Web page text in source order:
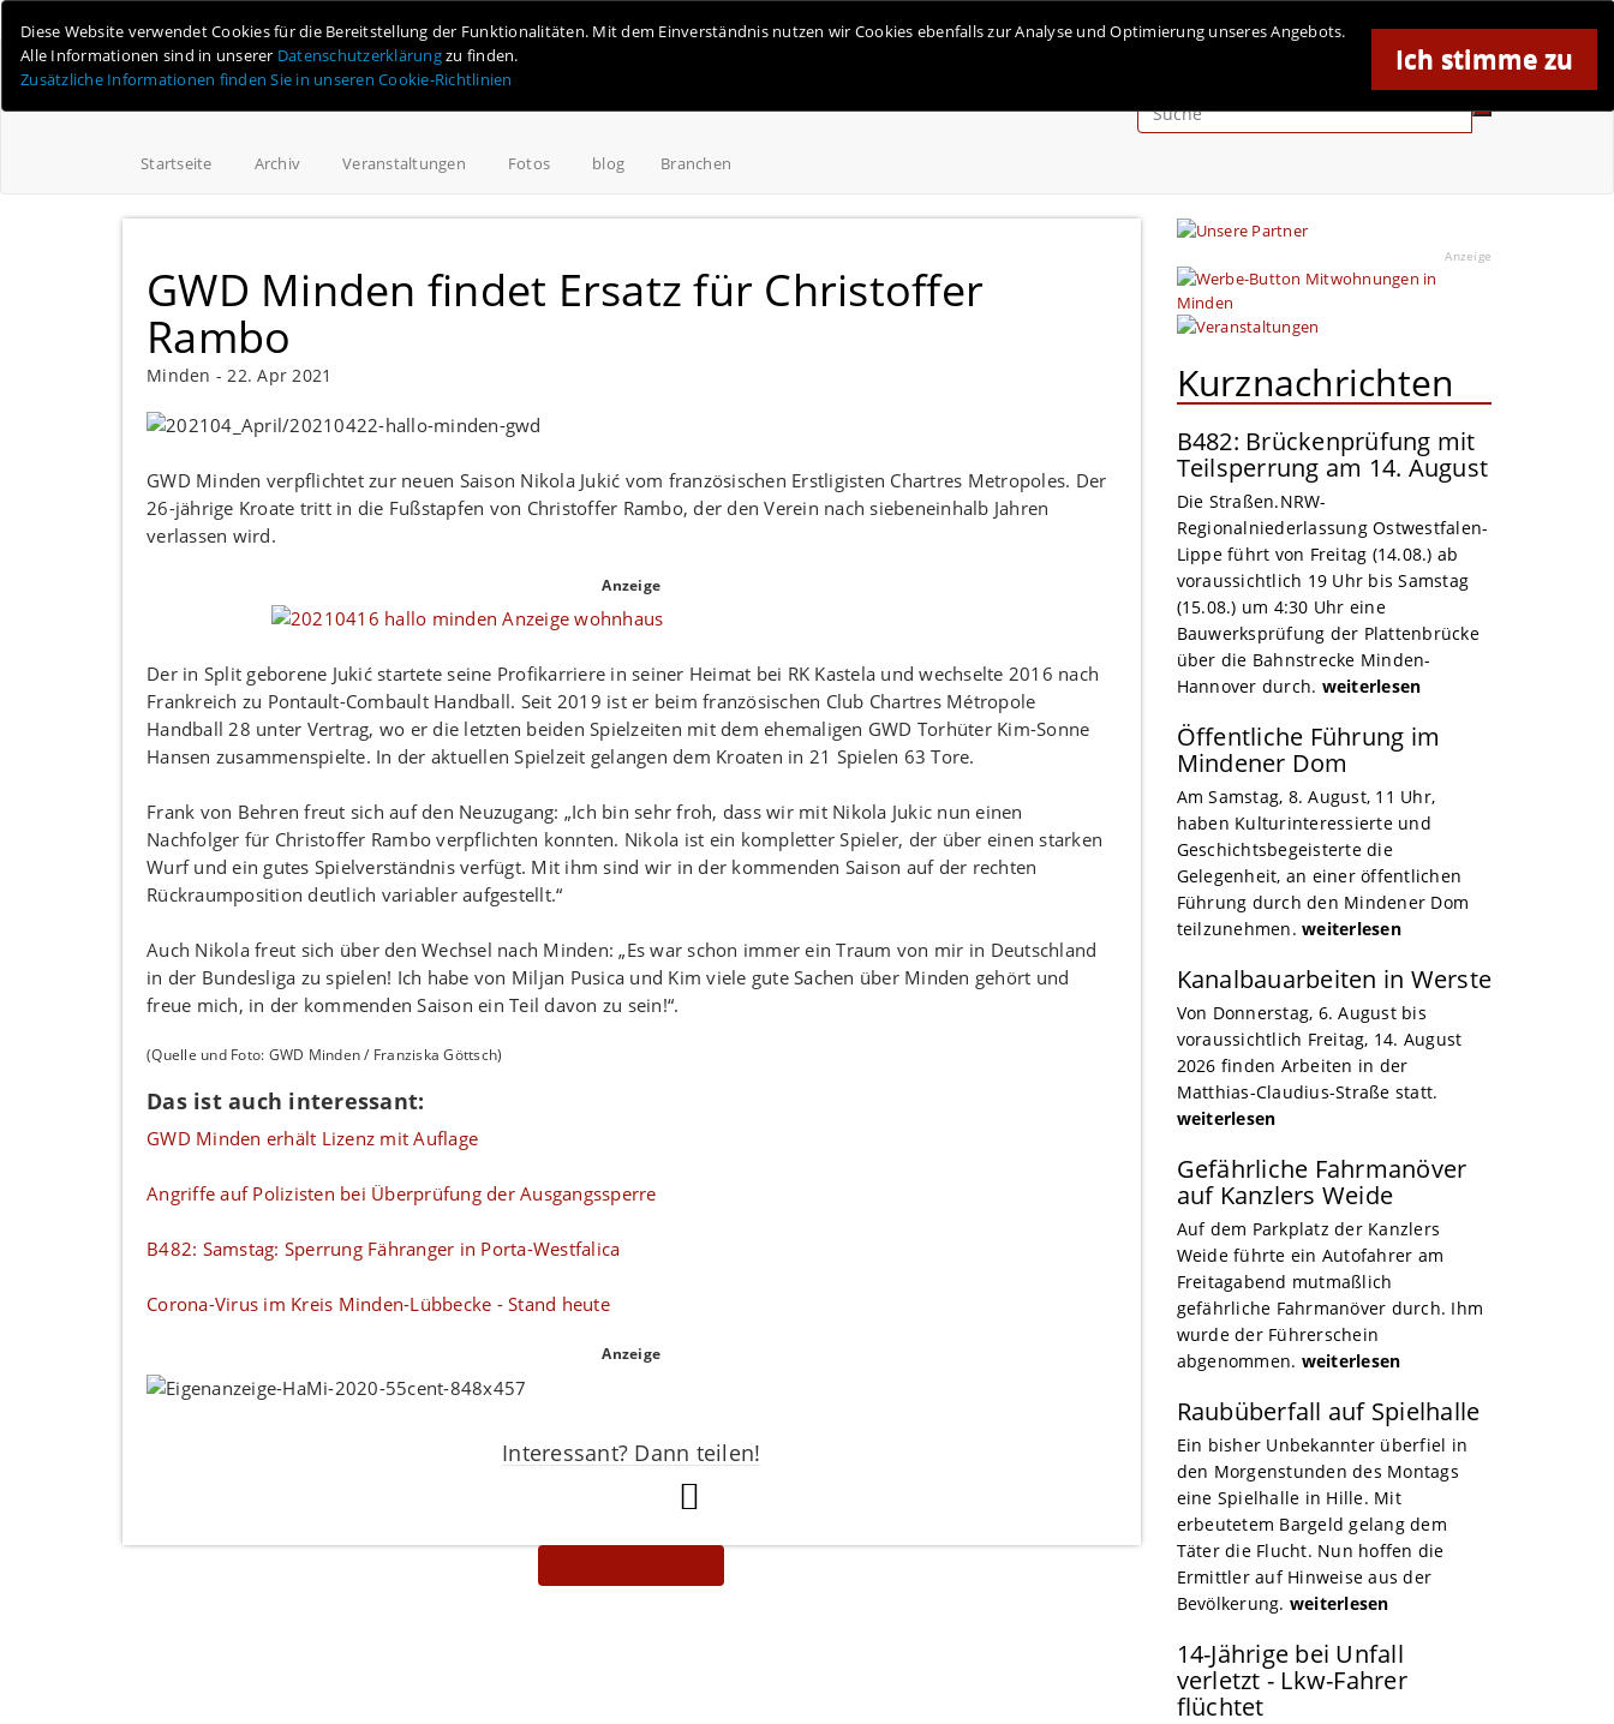
Ich stimme zu
Diese Website verwendet Cookies für die Bereitstellung der Funktionalitäten. Mit dem Einverständnis nutzen wir Cookies ebenfalls zur Analyse und Optimierung unseres Angebots.
Alle Informationen sind in unserer Datenschutzerklärungzu finden.
Zusätzliche Informationen finden Sie in unseren Cookie-Richtlinien
Anzeige
Startseite Archiv Veranstaltungen Fotos blog Branchen
GWD Minden findet Ersatz für Christoffer
Rambo
Minden -22. Apr 2021
GWD Minden verpflichtet zur neuen Saison Nikola Jukić vom französischen Erstligisten Chartres Metropoles. Der
26-jährige Kroate tritt in die Fußstapfen von Christoffer Rambo, der den Verein nach siebeneinhalb Jahren
verlassen wird.
Anzeige
Der in Split geborene Jukić startete seine Profikarriere in seiner Heimat bei RK Kastela und wechselte 2016 nach
Frankreich zu Pontault-Combault Handball. Seit 2019 ist er beim französischen Club Chartres Métropole
Handball 28 unter Vertrag, wo er die letzten beiden Spielzeiten mit dem ehemaligen GWD Torhüter Kim-Sonne
Hansen zusammenspielte. In der aktuellen Spielzeit gelangen dem Kroaten in 21 Spielen 63 Tore.
Frank von Behren freut sich auf den Neuzugang: „Ich bin sehr froh, dass wir mit Nikola Jukic nun einen
Nachfolger für Christoffer Rambo verpflichten konnten. Nikola ist ein kompletter Spieler, der über einen starken
Wurf und ein gutes Spielverständnis verfügt. Mit ihm sind wir in der kommenden Saison auf der rechten
Rückraumposition deutlich variabler aufgestellt.“
Auch Nikola freut sich über den Wechsel nach Minden: „Es war schon immer ein Traum von mir in Deutschland
in der Bundesliga zu spielen! Ich habe von Miljan Pusica und Kim viele gute Sachen über Minden gehört und
freue mich, in der kommenden Saison ein Teil davon zu sein!“.
(Quelle und Foto: GWD Minden / Franziska Göttsch)
Das ist auch interessant:
GWD Minden erhält Lizenz mit Auflage
Angriffe auf Polizisten bei Überprüfung der Ausgangssperre
B482: Samstag: Sperrung Fähranger in Porta-Westfalica
Corona-Virus im Kreis Minden-Lübbecke - Stand heute
Anzeige
Interessant? Dann teilen!
Anzeige
Kurznachrichten
B482: Brückenprüfung mit
Teilsperrung am 14. August
Die Straßen.NRW-
Regionalniederlassung Ostwestfalen-
Lippe führt von Freitag (14.08.) ab
voraussichtlich 19 Uhr bis Samstag
(15.08.) um 4:30 Uhr eine
Bauwerksprüfung der Plattenbrücke
über die Bahnstrecke Minden-
Hannover durch. weiterlesen
Öffentliche Führung im
Mindener Dom
Am Samstag, 8. August, 11 Uhr,
haben Kulturinteressierte und
Geschichtsbegeisterte die
Gelegenheit, an einer öffentlichen
Führung durch den Mindener Dom
teilzunehmen. weiterlesen
Kanalbauarbeiten in Werste
Von Donnerstag, 6. August bis
voraussichtlich Freitag, 14. August
2026 finden Arbeiten in der
Matthias-Claudius-Straße statt.
weiterlesen
Gefährliche Fahrmanöver
auf Kanzlers Weide
Auf dem Parkplatz der Kanzlers
Weide führte ein Autofahrer am
Freitagabend mutmaßlich
gefährliche Fahrmanöver durch. Ihm
wurde der Führerschein
abgenommen. weiterlesen
Raubüberfall auf Spielhalle
Ein bisher Unbekannter überfiel in
den Morgenstunden des Montags
eine Spielhalle in Hille. Mit
erbeutetem Bargeld gelang dem
Täter die Flucht. Nun hoffen die
Ermittler auf Hinweise aus der
Bevölkerung. weiterlesen
14-Jährige bei Unfall
verletzt - Lkw-Fahrer
flüchtet